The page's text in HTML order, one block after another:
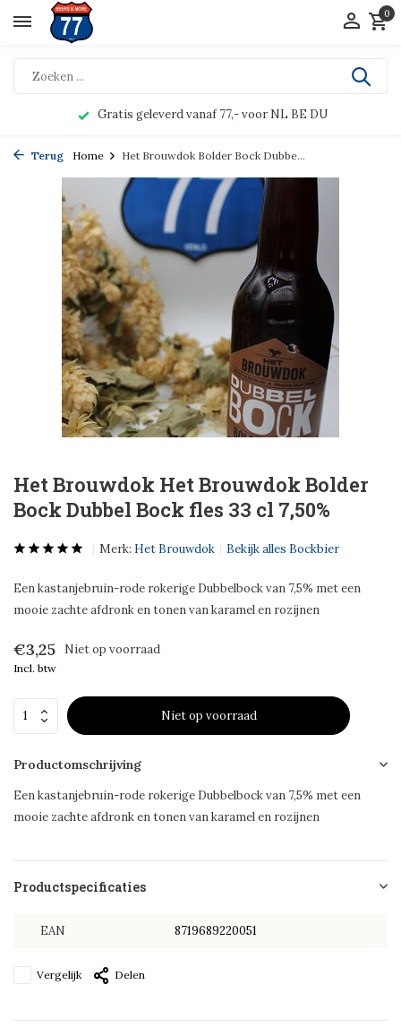
0
Gratis geleverd vanaf 77,- voor NL BE DU
Terug Home Het Brouwdok Bolder Bock Dubbe...
Het Brouwdok Het Brouwdok Bolder
Bock Dubbel Bock fles 33 cl 7,50%
Merk: Het Brouwdok Bekijk alles Bockbier
Een kastanjebruin-rode rokerige Dubbelbock van 7,5% met een
mooie zachte afdronk en tonen van karamel en rozijnen
€3,25 Niet op voorraad
Incl. btw
Niet op voorraad
Productomschrijving
Een kastanjebruin-rode rokerige Dubbelbock van 7,5% met een
mooie zachte afdronk en tonen van karamel en rozijnen
Productspecificaties
EAN 8719689220051
Vergelijk Delen